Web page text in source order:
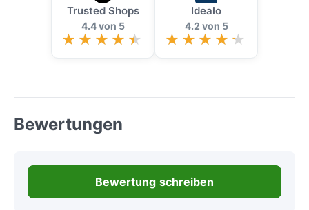
Trusted Shops
4.4 von 5
Idealo
4.2 von 5
Bewertungen
Bewertung schreiben